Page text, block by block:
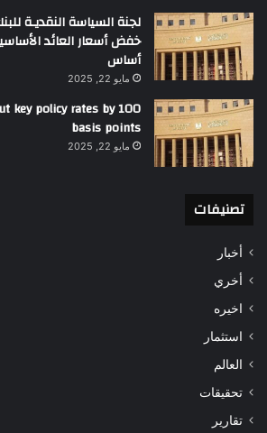
لجنة السياسة النقديـة
أساس
مايو 22, 2025
key policy rates by 100
basis points
مايو 22, 2025
تصنيفات
أخبار
أخري
اخيره
استثمار
العالم
تحقيقات
تقارير